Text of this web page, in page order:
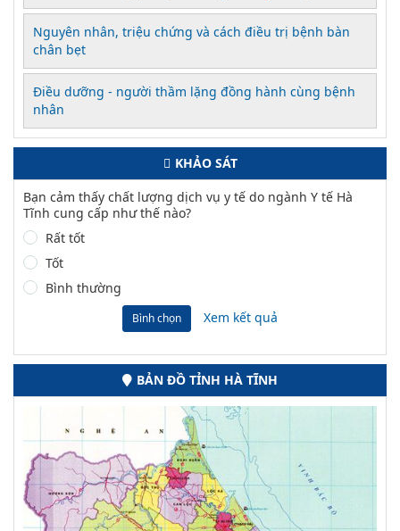
Nguyên nhân, triệu chứng và cách điều trị bệnh bàn
chân bẹt
Điều dưỡng - người thầm lặng đồng hành cùng bệnh
nhân
KHẢO SÁT
Bạn cảm thấy chất lượng dịch vụ y tế do ngành Y tế Hà
Tĩnh cung cấp như thế nào?
Rất tốt
Tốt
Bình thường
Bình chọn Xem kết quả
BẢN ĐỒ TỈNH HÀ TĨNH